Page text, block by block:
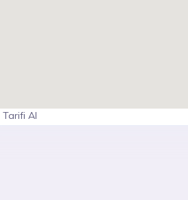
Tarifi Al